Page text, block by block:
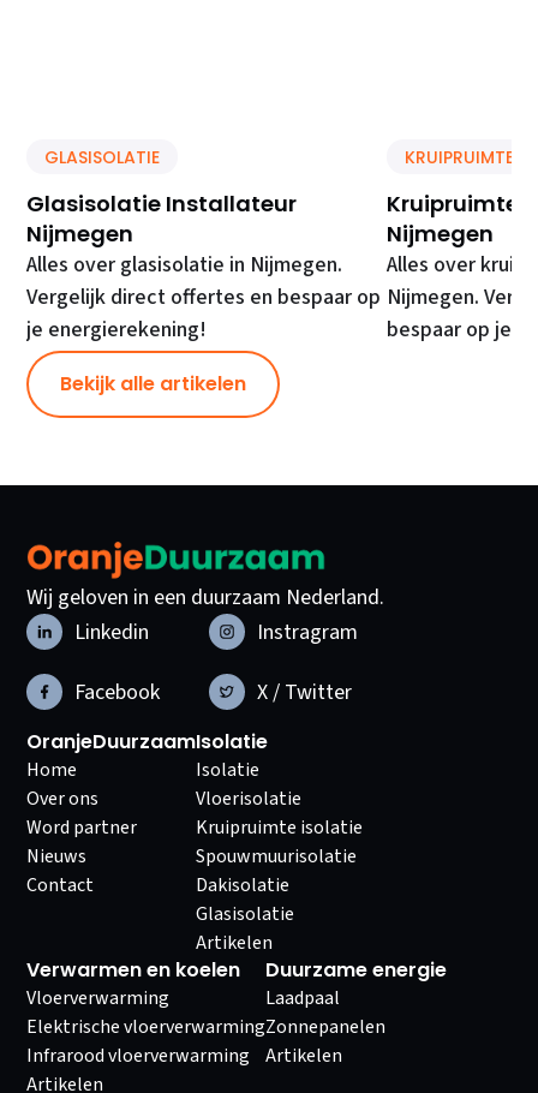
GLASISOLATIE
Glasisolatie Installateur
Nijmegen
Alles over glasisolatie in Nijmegen.
Vergelijk direct offertes en bespaar op
je energierekening!
KRUIPRUIMTE
Kruipruimte
Nijmegen
Alles over
Nijmegen.
bespaar op je
Bekijk alle artikelen
Wij geloven in een duurzaam Nederland.
Linkedin
Instragram
Facebook
X / Twitter
OranjeDuurzaam
Home
Over ons
Word partner
Nieuws
Contact
Isolatie
Isolatie
Vloerisolatie
Kruipruimte isolatie
Spouwmuurisolatie
Dakisolatie
Glasisolatie
Artikelen
Verwarmen en koelen
Vloerverwarming
Elektrische vloerverwarming
Infrarood vloerverwarming
Artikelen
Duurzame energie
Laadpaal
Zonnepanelen
Artikelen